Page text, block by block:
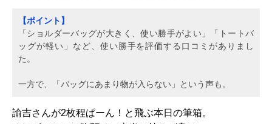
【ポイント】
「ショルダーバッグが大きく、使い勝手がよい」「トートバ
ッグが軽い」など、使い勝手を評価する口コミがありまし
た。
一方で、「バッグにあまり物が入らない」という声も。
諭吉さんが2枚程ぱーん！と飛ぶ本日の筆箱。